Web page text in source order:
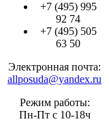
+7 (495) 995
92 74
+7 (495) 505
63 50
Электронная почта:
allposuda@yandex.ru
Режим работы:
Пн-Пт с 10-18ч